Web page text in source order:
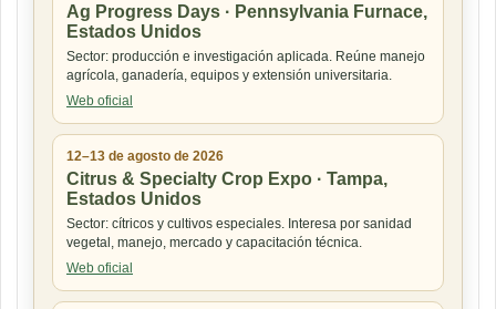
Ag Progress Days · Pennsylvania Furnace,
Estados Unidos
Sector: producción e investigación aplicada. Reúne manejo
agrícola, ganadería, equipos y extensión universitaria.
Web oficial
12–13 de agosto de 2026
Citrus & Specialty Crop Expo · Tampa,
Estados Unidos
Sector: cítricos y cultivos especiales. Interesa por sanidad
vegetal, manejo, mercado y capacitación técnica.
Web oficial